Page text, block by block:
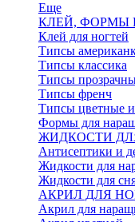
Еще
КЛЕЙ, ФОРМЫ
Клей для ногтей
Типсы
Типсы классика
Типсы
Типсы френч
Типсы цветные и
Формы для
ЖИДКОСТИ
Антисептики и
Жидкости для
Жидкости для
АКРИЛ ДЛЯ
Акрил для